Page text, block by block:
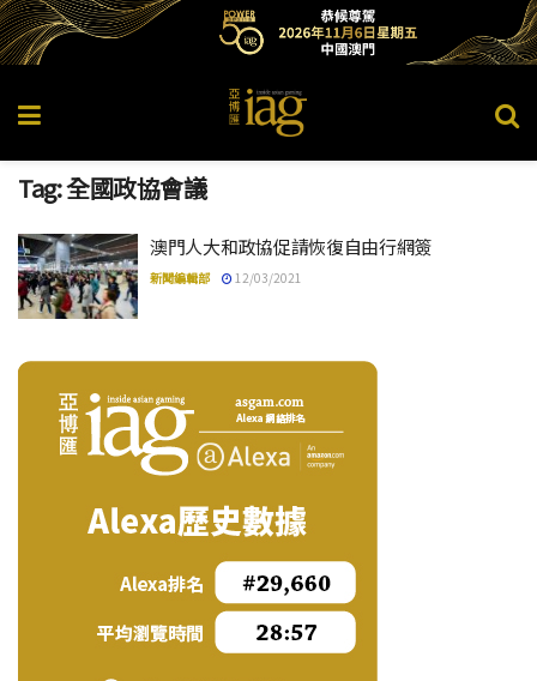
Tag:全國政協會議
澳門人大和政協促請恢復自由行網簽
新聞編輯部 12/03/2021